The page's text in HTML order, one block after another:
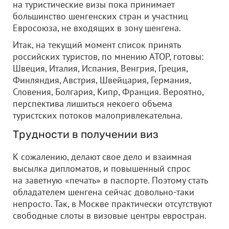
на туристические визы пока принимает
большинство шенгенских стран и участниц
Евросоюза, не входящих в зону шенгена.
Итак, на текущий момент список принять
российских туристов, по мнению АТОР, готовы:
Швеция, Италия, Испания, Венгрия, Греция,
Финляндия, Австрия, Швейцария, Германия,
Словения, Болгария, Кипр, Франция. Вероятно,
перспектива лишиться некоего объема
туристских потоков малопривлекательна.
Трудности в получении виз
К сожалению, делают свое дело и взаимная
высылка дипломатов, и повышенный спрос
на заветную «печать» в паспорте. Поэтому стать
обладателем шенгена сейчас довольно-таки
непросто. Так, в Москве практически отсутствуют
свободные слоты в визовые центры евростран.